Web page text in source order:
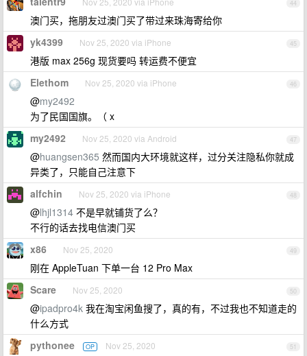
44
澳门买，拖朋友过澳门买了带过来珠海寄给你
45
yk4399 Nov 25, 2020 via iPhone
港版 max 256g 现货要吗 转运费不便宜
46
Elethom Nov 25, 2020 via iPhone
@my2492
为了民国国旗。（ x
47
my2492 Nov 25, 2020 via Android
@huangsen365 然而国内大环境就这样，过分关注隐私你就成
异类了，只能自己注意下
48
alfchin Nov 25, 2020 via iPhone
@lhjl1314 不是早就铺货了么？
不行的话去找电信澳门买
49
x86 Nov 25, 2020
刚在 AppleTuan 下单一台 12 Pro Max
50
Scare Nov 25, 2020
@ipadpro4k 我在淘宝闲鱼搜了，真的有，不过我也不知道走的
什么方式
51
pythonee OP Nov 25, 2020